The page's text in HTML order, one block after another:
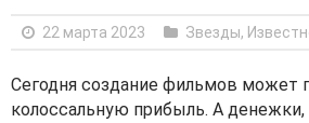
22 марта 2023 Звезды,
Сегодня создание фильмов может
колоссальную прибыль. А денежки,